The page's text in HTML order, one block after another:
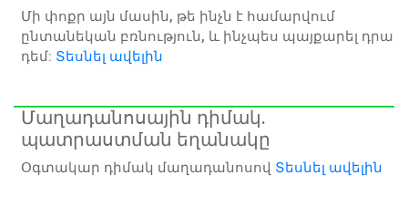
Մի փոքր այն մասին, թե ինչն է համարվում
ընտանեկան բռնություն, և ինչպես պայքարել դրա
դեմ: Տեսնել ավելին
Մաղադանոսային դիմակ.
պատրաստման եղանակը
Օգտակար դիմակ մաղադանոսով Տեսնել ավելին